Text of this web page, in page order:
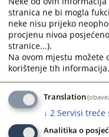
boje. Pomoću ovog
Vašeg
Treću razinu
izbornik, koji se
na desnoj strani u
sadržaj. Na ovom
odnosno konkretan
Posljednji dio
PODKATEGORIJE.
konkretne vijesti ili
stranica ne bi mogla
neke nisu prijeko
procjenu nivoa
stranice...).
Na ovom mjestu
korištenje tih informacija.
Translation
↓ 2 Servisi treće
Analitika o